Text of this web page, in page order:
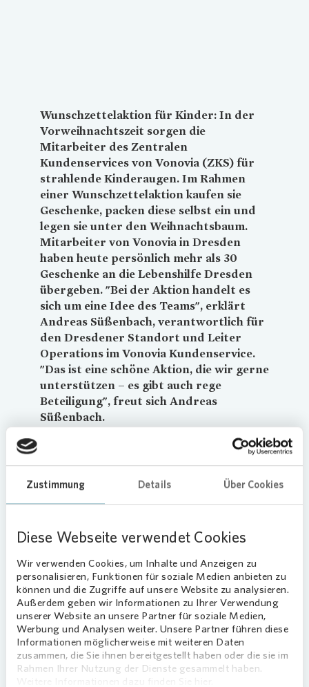
Zustimmung Details Über Cookies
Diese Webseite verwendet Cookies
Wir verwenden Cookies, um Inhalte und Anzeigen zu
personalisieren, Funktionen für soziale Medien anbieten zu
können und die Zugriffe auf unsere Website zu analysieren.
Außerdem geben wir Informationen zu Ihrer Verwendung
unserer Website an unsere Partner für soziale Medien,
Werbung und Analysen weiter. Unsere Partner führen diese
Informationen möglicherweise mit weiteren Daten
zusammen, die Sie ihnen bereitgestellt haben oder die sie im
Rahmen Ihrer Nutzung der Dienste gesammelt haben.
Wunschzettelaktion für Kinder: In der
Vorweihnachtszeit sorgen die
Mitarbeiter des Zentralen
Kundenservices von Vonovia (ZKS) für
strahlende Kinderaugen. Im Rahmen
einer Wunschzettelaktion kaufen sie
Geschenke, packen diese selbst ein und
legen sie unter den Weihnachtsbaum.
Mitarbeiter von Vonovia in Dresden
haben heute persönlich mehr als 30
Geschenke an die Lebenshilfe Dresden
übergeben. "Bei der Aktion handelt es
sich um eine Idee des Teams", erklärt
Andreas Süßenbach, verantwortlich für
den Dresdener Standort und Leiter
Operations im Vonovia Kundenservice.
"Das ist eine schöne Aktion, die wir gerne
unterstützen – es gibt auch rege
Beteiligung", freut sich Andreas
Süßenbach.
Weihnachtswünsche für Kinder
Fabrikstraße steht ein großer Weihnachtsbaum.
Daran hängen 32 Zettel mit Wünschen für
Geschenke in Wert von jeweils rund 20 Euro. Die
Mitarbeiter nehmen sich einen Wunschzettel und
kümmern sich persönlich um den Rest. Auf den
Zetteln finden sich Wünsche wie ein
Kindermikroskop, ein Sandtraktor, Sandspielzeug,
ein Fernglas oder Fahrradzubehör.